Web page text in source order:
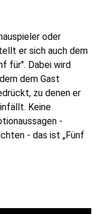
oder
er sich auch dem
für". Dabei wird
dem Gast
zu denen er
Keine
-
- das ist „Fünf